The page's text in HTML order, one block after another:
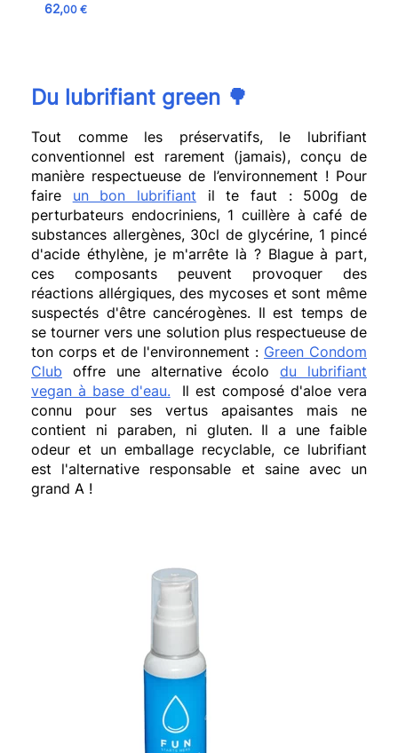
62,00 €
Du lubrifiant green 🌳
Tout comme les préservatifs, le lubrifiant
conventionnel est rarement (jamais), conçu de
manière respectueuse de l’environnement ! Pour
faire un bon lubrifiant il te faut : 500g de
perturbateurs endocriniens, 1 cuillère à café de
substances allergènes, 30cl de glycérine, 1 pincé
d'acide éthylène, je m'arrête là ? Blague à part,
ces composants peuvent provoquer des
réactions allérgiques, des mycoses et sont même
suspectés d'être cancérogènes. Il est temps de
se tourner vers une solution plus respectueuse de
ton corps et de l'environnement : Green Condom
Club offre une alternative écolodu lubrifiant
vegan à base d'eau. Il est composé d'aloe vera
connu pour ses vertus apaisantes mais ne
contient ni paraben, ni gluten. Il a une faible
odeur et un emballage recyclable, ce lubrifiant
est l'alternative responsable et saine avec un
grand A !